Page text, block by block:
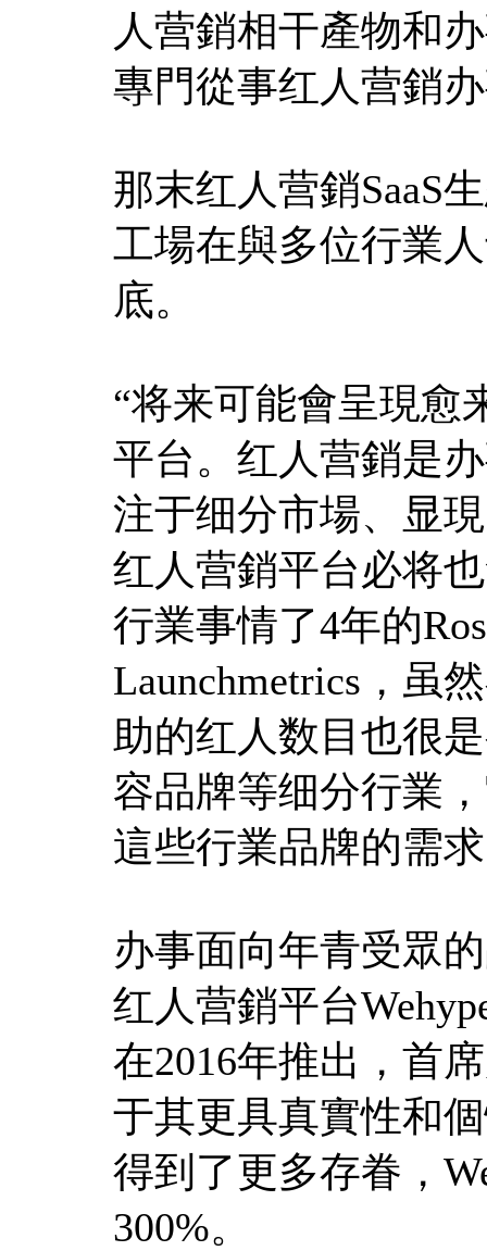
人营銷相干產物和
專門從事红人营銷
那末红人营銷SaaS
工場在與多位行業
底。
“将来可能會呈現愈
平台。红人营銷是
注于细分市場、显
红人营銷平台必将
行業事情了4年的
Launchmetrics，虽
助的红人数目也很
容品牌等细分行業
這些行業品牌的需
办事面向年青受眾
红人营銷平台
在2016年推出，首
于其更具真實性和
得到了更多存眷，
300%。